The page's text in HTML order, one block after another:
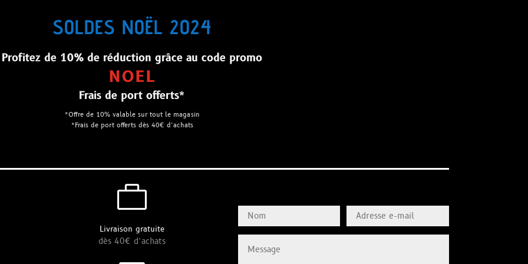
SOLDES NOËL 2024
Profitez de 10% de réduction grâce au code promo
NOEL
Frais de port offerts*
*Offre de 10% valable sur tout le magasin
*Frais de port offerts dès 40€ d’achats

Livraison gratuite
dès 40€ d’achats